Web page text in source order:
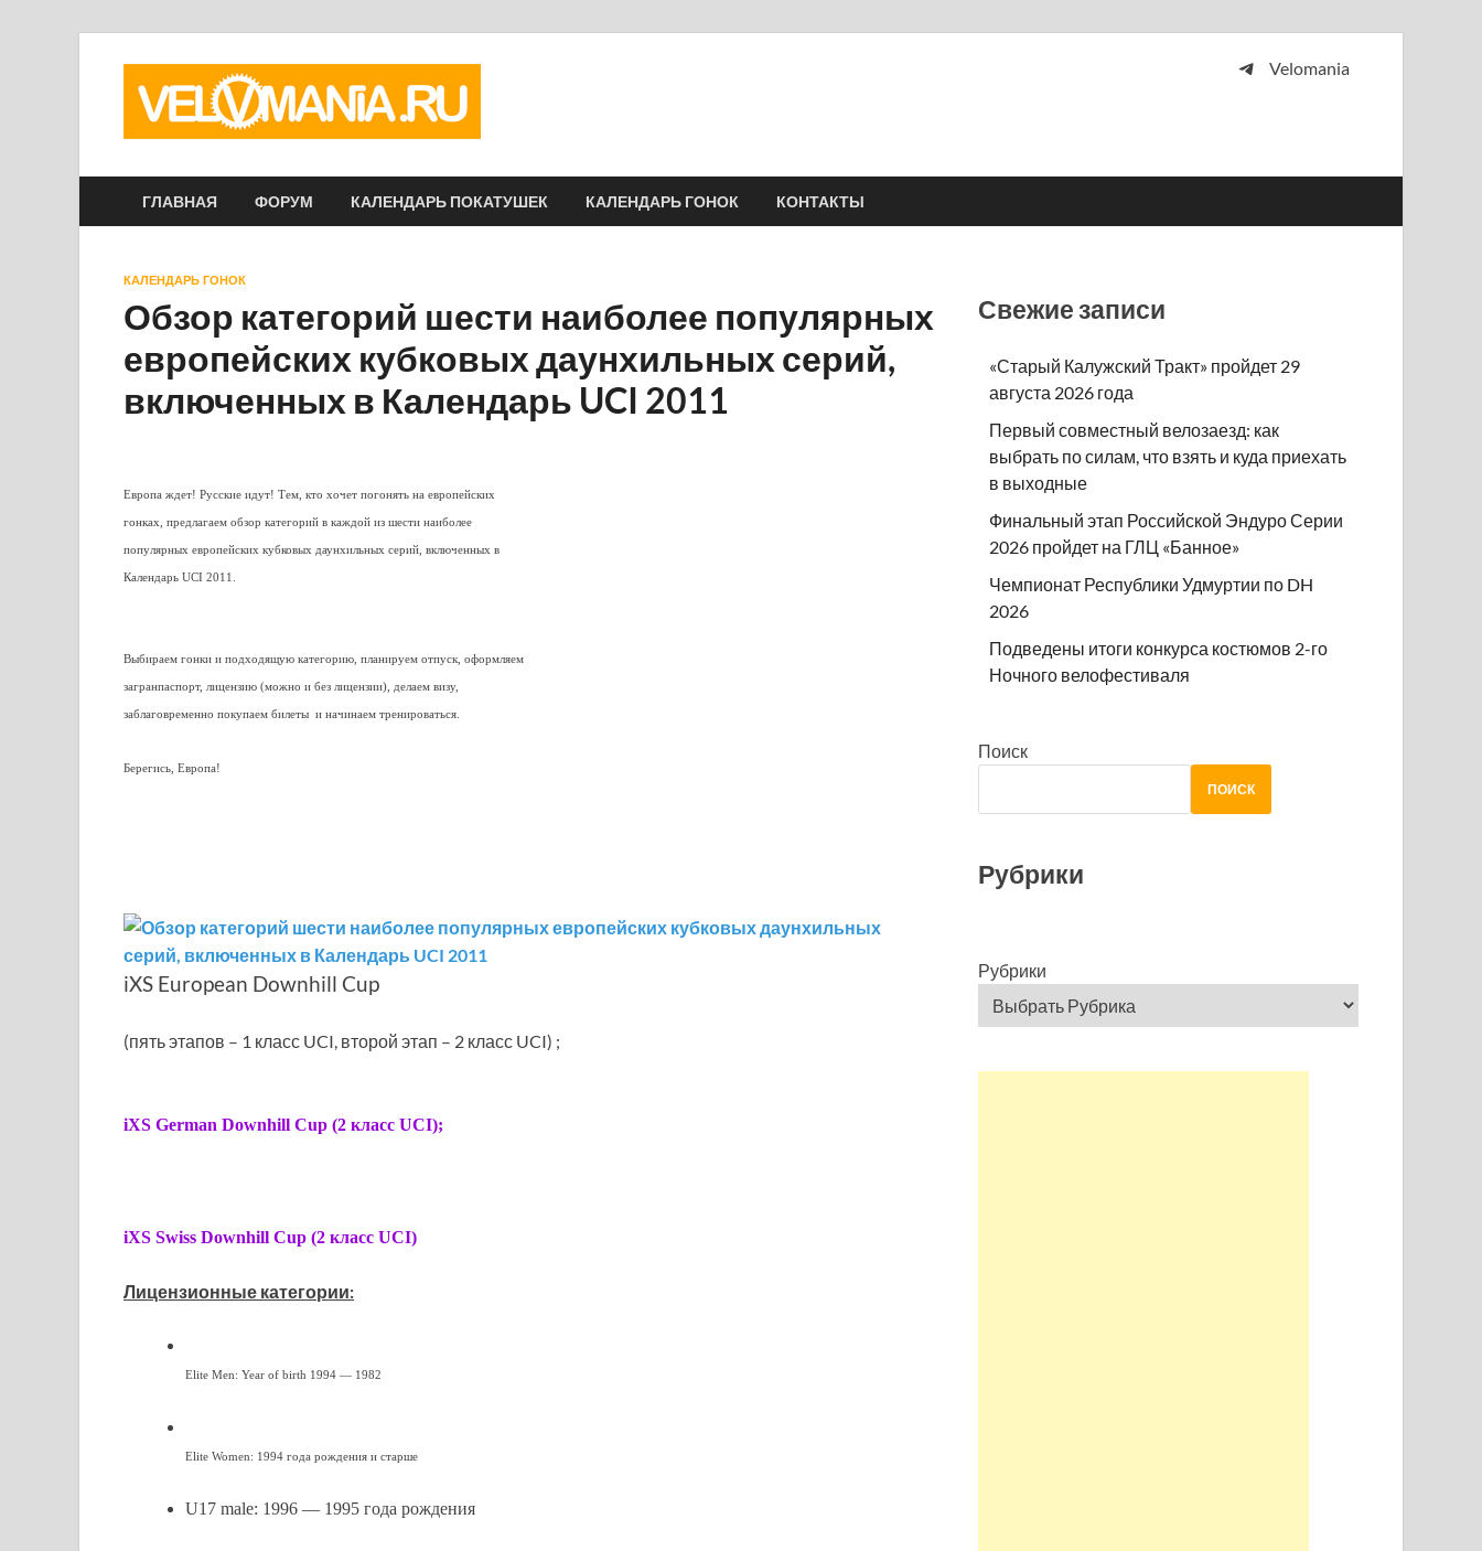
Velomania
ГЛАВНАЯ ФОРУМ КАЛЕНДАРЬ ПОКАТУШЕК КАЛЕНДАРЬ ГОНОК КОНТАКТЫ
КАЛЕНДАРЬ ГОНОК
Обзор категорий шести наиболее популярных
европейских кубковых даунхильных серий,
включенных в Календарь UCI 2011
Европа ждет! Русские идут! Тем, кто хочет погонять на европейских
гонках, предлагаем обзор категорий в каждой из шести наиболее
популярных европейских кубковых даунхильных серий, включенных в
Календарь UCI 2011.
Выбираем гонки и подходящую категорию, планируем отпуск, оформляем
загранпаспорт, лицензию (можно и без лицензии), делаем визу,
заблаговременно покупаем билеты и начинаем тренироваться.
Берегись, Европа!
iXS European Downhill Cup
(пять этапов – 1 класс UCI, второй этап – 2 класс UCI) ;
iXS German Downhill Cup (2 класс UCI);
iXS Swiss Downhill Cup (2 класс UCI)
Лицензионные категории:
Elite Men: Year of birth 1994 — 1982
Elite Women: 1994 года рождения и старше
U17 male: 1996 — 1995 года рождения
Свежие записи
«Старый Калужский Тракт» пройдет 29
августа 2026 года
Первый совместный велозаезд: как
выбрать по силам, что взять и куда приехать
в выходные
Финальный этап Российской Эндуро Серии
2026 пройдет на ГЛЦ «Банное»
Чемпионат Республики Удмуртии по DH
2026
Подведены итоги конкурса костюмов 2-го
Ночного велофестиваля
Поиск
ПОИСК
Рубрики
Рубрики